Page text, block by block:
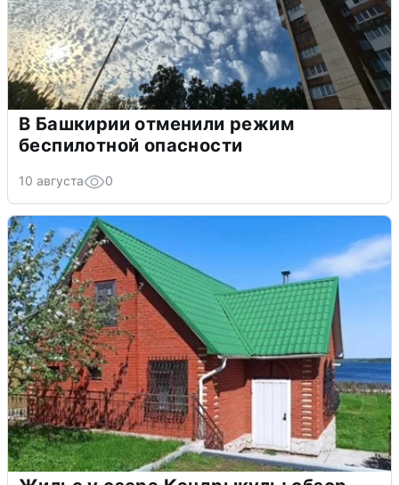
В Башкирии отменили режим
беспилотной опасности
10 августа 0